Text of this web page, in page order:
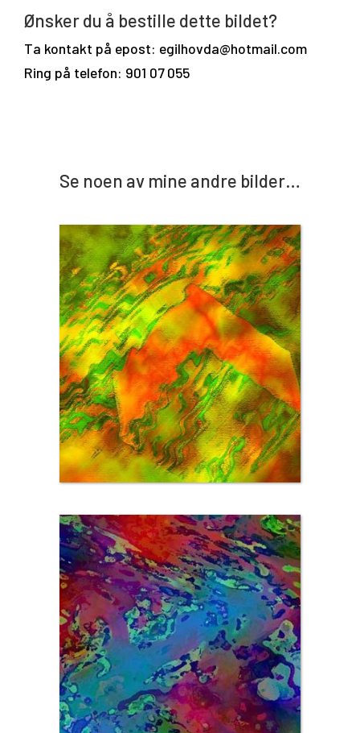
Ønsker du å bestille dette bildet?
Ta kontakt på epost: egilhovda@hotmail.com
Ring på telefon: 901 07 055
Se noen av mine andre bilder…